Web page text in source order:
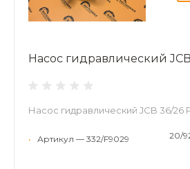
Насос гидравлический
Насос гидравлический JCB 36/26
• Артикул — 332/F9029 20/